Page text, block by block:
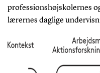
professionshøjskolernes
lærernes daglige